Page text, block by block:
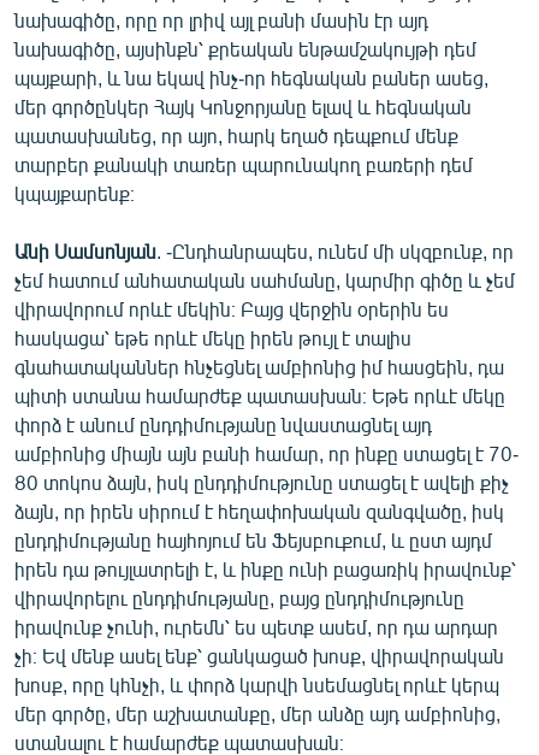
նախագիծը, որը որ լրիվ այլ բանի մասին էր այդ
նախագիծը, այսինքն՝ քրեական ենթամշակույթի դեմ
պայքարի, և նա եկավ ինչ-որ հեգնական բաներ ասեց,
մեր գործընկեր Հայկ Կոնջորյանը ելավ և հեգնական
պատասխանեց, որ այո, հարկ եղած դեպքում մենք
տարբեր քանակի տառեր պարունակող բառերի դեմ
կպայքարենք։
Անի Սամսոնյան . -Ընդհանրապես, ունեմ մի սկզբունք, որ
չեմ հատում անհատական սահմանը, կարմիր գիծը և չեմ
վիրավորում որևէ մեկին։ Բայց վերջին օրերին ես
հասկացա՝ եթե որևէ մեկը իրեն թույլ է տալիս
գնահատականներ հնչեցնել ամբիոնից իմ հասցեին, դա
պիտի ստանա համարժեք պատասխան։ Եթե որևէ մեկը
փորձ է անում ընդդիմությանը նվաստացնել այդ
ամբիոնից միայն այն բանի համար, որ ինքը ստացել է 70-
80 տոկոս ձայն, իսկ ընդդիմությունը ստացել է ավելի քիչ
ձայն, որ իրեն սիրում է հեղափոխական զանգվածը, իսկ
ընդդիմությանը հայհոյում են Ֆեյսբուքում, և ըստ այդմ
իրեն դա թույլատրելի է, և ինքը ունի բացառիկ իրավունք՝
վիրավորելու ընդդիմությանը, բայց ընդդիմությունը
իրավունք չունի, ուրեմն՝ ես պետք ասեմ, որ դա արդար
չի։ Եվ մենք ասել ենք՝ ցանկացած խոսք, վիրավորական
խոսք, որը կհնչի, և փորձ կարվի նսեմացնել որևէ կերպ
մեր գործը, մեր աշխատանքը, մեր անձը այդ ամբիոնից,
ստանալու է համարժեք պատասխան։